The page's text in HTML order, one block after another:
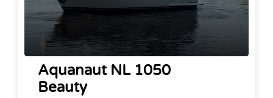
Aquanaut NL 1050
Beauty